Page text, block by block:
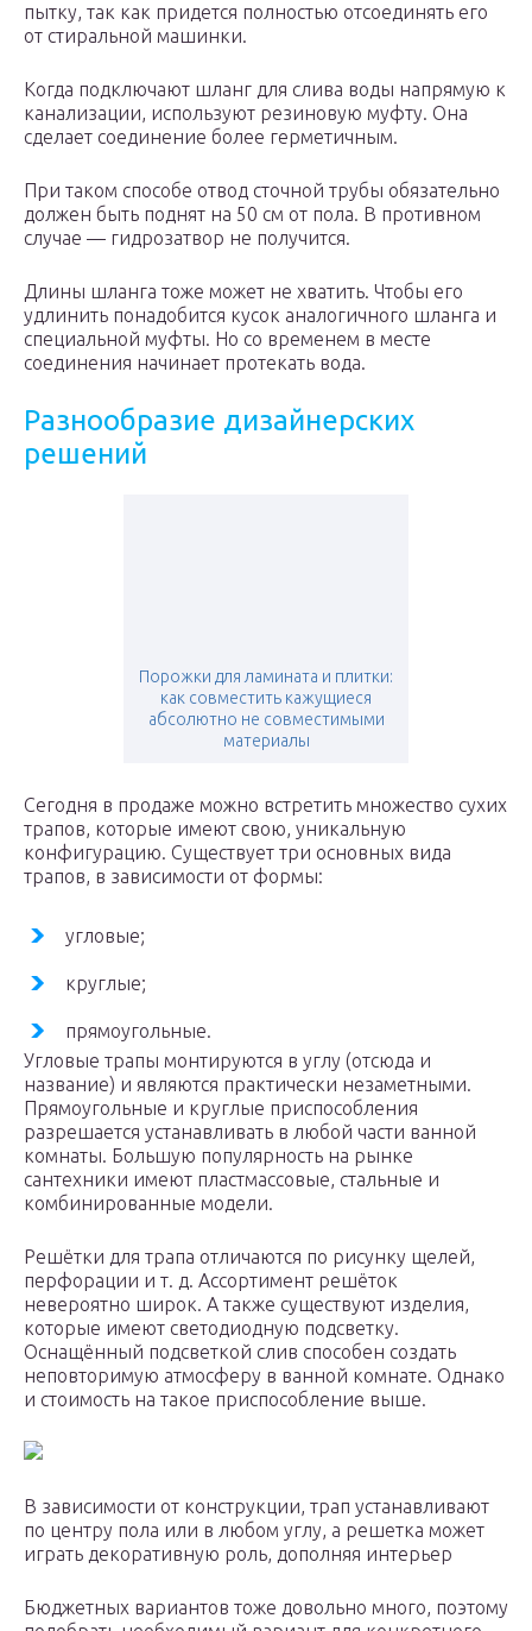
пытку, так как придется полностью отсоединять его
от стиральной машинки.
Когда подключают шланг для слива воды напрямую к
канализации, используют резиновую муфту. Она
сделает соединение более герметичным.
При таком способе отвод сточной трубы обязательно
должен быть поднят на 50 см от пола. В противном
случае — гидрозатвор не получится.
Длины шланга тоже может не хватить. Чтобы его
удлинить понадобится кусок аналогичного шланга и
специальной муфты. Но со временем в месте
соединения начинает протекать вода.
Разнообразие дизайнерских
решений
Порожки для ламината и плитки:
как совместить кажущиеся
абсолютно не совместимыми
материалы
Сегодня в продаже можно встретить множество сухих
трапов, которые имеют свою, уникальную
конфигурацию. Существует три основных вида
трапов, в зависимости от формы:
угловые;
круглые;
прямоугольные.
Угловые трапы монтируются в углу (отсюда и
название) и являются практически незаметными.
Прямоугольные и круглые приспособления
разрешается устанавливать в любой части ванной
комнаты. Большую популярность на рынке
сантехники имеют пластмассовые, стальные и
комбинированные модели.
Решётки для трапа отличаются по рисунку щелей,
перфорации и т. д. Ассортимент решёток
невероятно широк. А также существуют изделия,
которые имеют светодиодную подсветку.
Оснащённый подсветкой слив способен создать
неповторимую атмосферу в ванной комнате. Однако
и стоимость на такое приспособление выше.
В зависимости от конструкции, трап устанавливают
по центру пола или в любом углу, а решетка может
играть декоративную роль, дополняя интерьер
Бюджетных вариантов тоже довольно много, поэтому